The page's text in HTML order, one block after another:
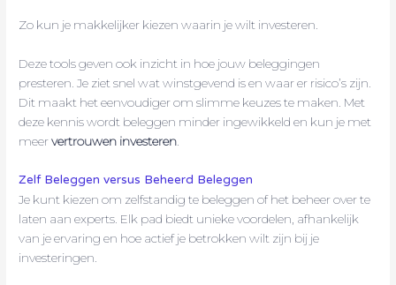
Zo kun je makkelijker kiezen waarin je wilt investeren.
Deze tools geven ook inzicht in hoe jouw beleggingen
presteren. Je ziet snel wat winstgevend is en waar er risico’s zijn.
Dit maakt het eenvoudiger om slimme keuzes te maken. Met
deze kennis wordt beleggen minder ingewikkeld en kun je met
meervertrouwen investeren.
Zelf Beleggen versus Beheerd Beleggen
Je kunt kiezen om zelfstandig te beleggen of het beheer over te
laten aan experts. Elk pad biedt unieke voordelen, afhankelijk
van je ervaring en hoe actief je betrokken wilt zijn bij je
investeringen.